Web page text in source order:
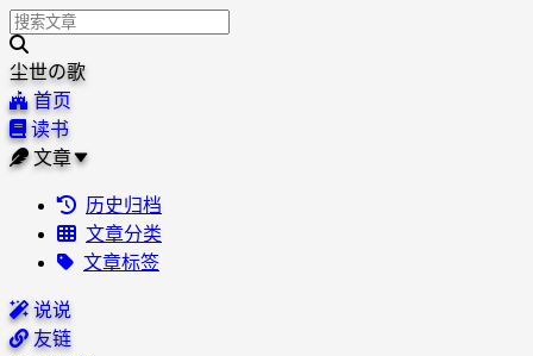
尘世の歌
首页
读书
文章
历史归档
文章分类
文章标签
说说
友链